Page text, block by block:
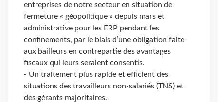
entreprises de notre secteur en situation de
fermeture « géopolitique » depuis mars et
administrative pour les ERP pendant les
confinements, par le biais d’une obligation faite
aux bailleurs en contrepartie des avantages
fiscaux qui leurs seraient consentis.
- Un traitement plus rapide et efficient des
situations des travailleurs non-salariés (TNS) et
des gérants majoritaires.